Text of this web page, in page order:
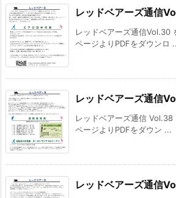
レッドベアーズ通信
レッドベアーズ通信Vol.30
ページよりPDFをダウンロ
レッドベアーズ通信
レッドベアーズ通信
ページよりPDFをダウン ...
レッドベアーズ通信